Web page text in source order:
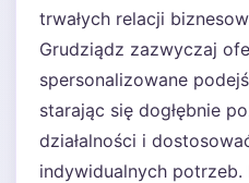
trwałych relacji
Grudziądz zazwyczaj
spersonalizowane
starając się dogłębnie
działalności i
indywidualnych